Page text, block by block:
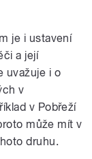
je i ustavení
a její
uvažuje i o
v
v Pobřeží
může mít v
druhu.